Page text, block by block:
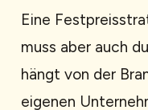
Eine
muss aber auch
hängt von der
eigenen